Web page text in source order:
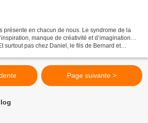
présente en chacun de nous. Le syndrome de la
manque de créativité et d’imagination…
surtout pas chez Daniel, le fils de Bernard et
Page suivante >